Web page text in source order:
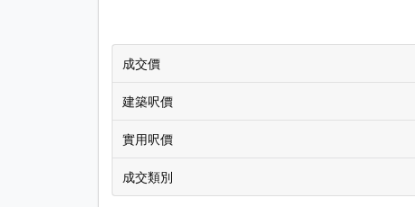
成交價
建築呎價
實用呎價
成交類別